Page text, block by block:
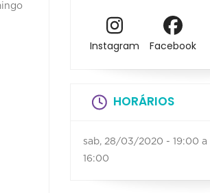
Instagram Facebook
HORÁRIOS
sab, 28/03/2020 - 19:00 a
16:00